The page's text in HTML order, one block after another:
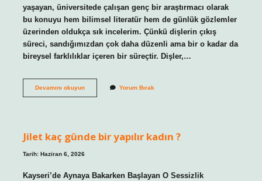
yaşayan, üniversitede çalışan genç bir araştırmacı olarak
bu konuyu hem bilimsel literatür hem de günlük gözlemler
üzerinden oldukça sık incelerim. Çünkü dişlerin çıkış
süreci, sandığımızdan çok daha düzenli ama bir o kadar da
bireysel farklılıklar içeren bir süreçtir. Dişler,…
Devamını okuyunGözüken
diş
Yorum Bırak
Jilet kaç günde bir yapılır kadın ?
Tarih: Haziran 6, 2026
Kayseri’de Aynaya Bakarken Başlayan O Sessizlik